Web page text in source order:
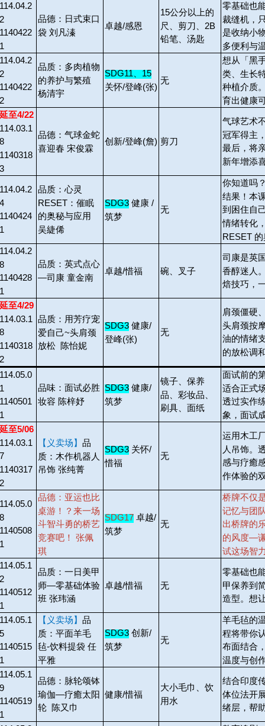
114.04.2
2
1140422
1
品德：日式束口
袋 刘凡溱
卓越/感恩
15公分以上的
尺、剪刀、2B
铅笔、汤匙
零基础也
裁缝机，
是收纳小
多便利与
114.04.2
2
1140422
2
品质：多肉植物
的养护与繁殖
杨清宇
SDG11 、15
关怀/登峰(张)
无
想从「黑
类、生长
种植介质
育出健康
延至4/22
114.03.1
8
1140318
3
品德：气球金蛇
喜迎春 宋俊霖
创新/登峰(詹) 剪刀
气球艺术
冠军得主
最后，将
新年增添
114.04.2
4
1140424
1
品质：心灵
RESET：催眠
的奥秘与应用
吴緁俙
SDG3 健康 /
筑梦
无
你知道吗
结果！本
到困住自
情绪转化
RESET
114.04.2
8
1140428
1
品质：英式点心
—司康 童金南
卓越/惜福 碗、叉子
司康是英
香醇迷人
焙技巧，
延至4/29
114.03.1
8
1140318
2
品质：用芳疗宠
爱自己~头肩颈
放松 陈怡妮
SDG3 健康/
登峰(张)
无
肩颈僵硬
头肩颈按
油的情绪
的放松调
114.05.0
1
1140501
1
品味：面试必胜
妆容 陈梓妤
SDG3 健康/
筑梦
镜子、保养
品、彩妆品、
刷具、面纸
面试前的
适合正式
透过实作
象，面试
延至5/06
114.03.1
7
1140317
2
【义卖场】 品
质：木作机器人
吊饰 张纯菁
SDG3 关怀/
惜福
无
运用木工
人吊饰。
感与疗癒
作体验的
114.05.0
8
1140508
1
品德：亚运也比
桌游！？来一场
斗智斗勇的桥艺
竞赛吧！ 张佩
琪
SDG17 卓越/
筑梦
无
桥牌不仅
记忆与团
出桥牌的
的风度—
试这场智
114.05.1
2
1140512
1
品质：一日美甲
师—零基础体验
班 张玮涵
卓越/惜福 无
零基础也
甲保养到
造型。想
114.05.1
5
1140515
1
【义卖场】 品
质：平面羊毛
毡-饮料提袋 任
平雅
SDG3 创新/
筑梦
无
羊毛毡的
程将带你
布面结合
温度与创
114.05.1
9
1140519
1
品德：脉轮颂钵
瑜伽—疗癒太阳
轮 陈又巾
健康/惜福
大小毛巾、饮
用水
结合印度
体位法开
绪层，帮